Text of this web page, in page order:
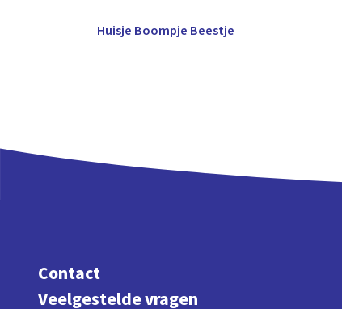
Huisje Boompje Beestje
Contact
Veelgestelde vragen